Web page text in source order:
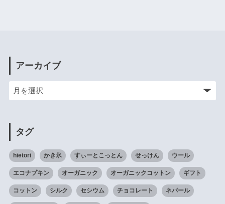
アーカイブ
タグ
hietori かき氷 すぃーとこっとん せっけん ウール
エコナプキン オーガニック オーガニックコットン ギフト
コットン シルク セシウム チョコレート ネパール